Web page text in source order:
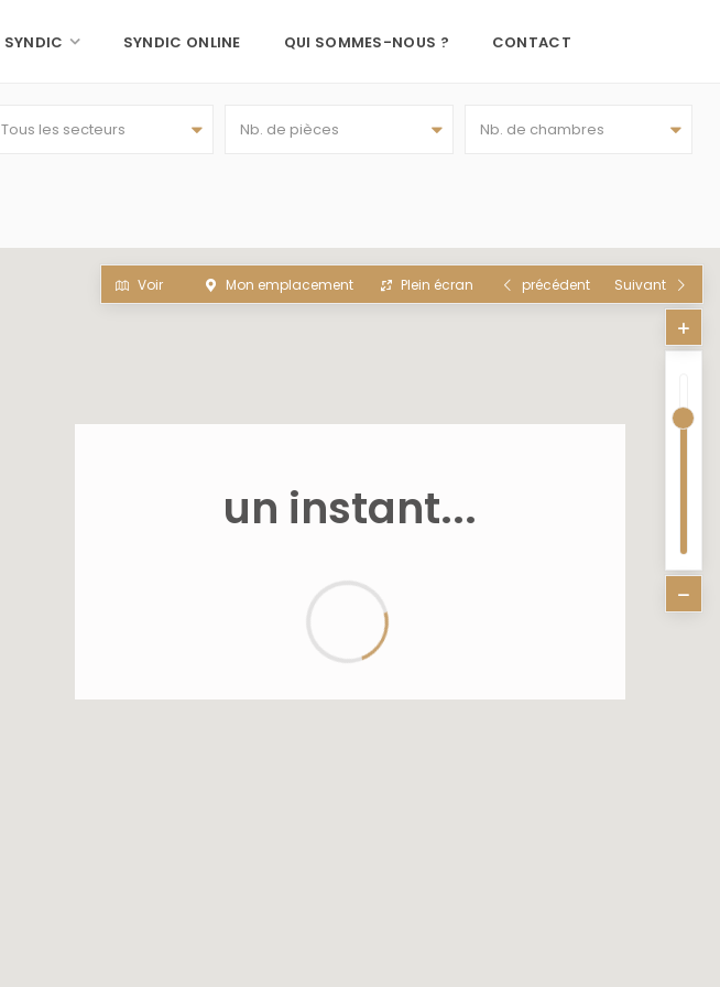
SYNDIC SYNDIC ONLINE QUI SOMMES-NOUS ? CONTACT
Tous les secteurs Nb. de pièces Nb. de chambres
un instant...
Voir Mon emplacement Plein écran précédent Suivant